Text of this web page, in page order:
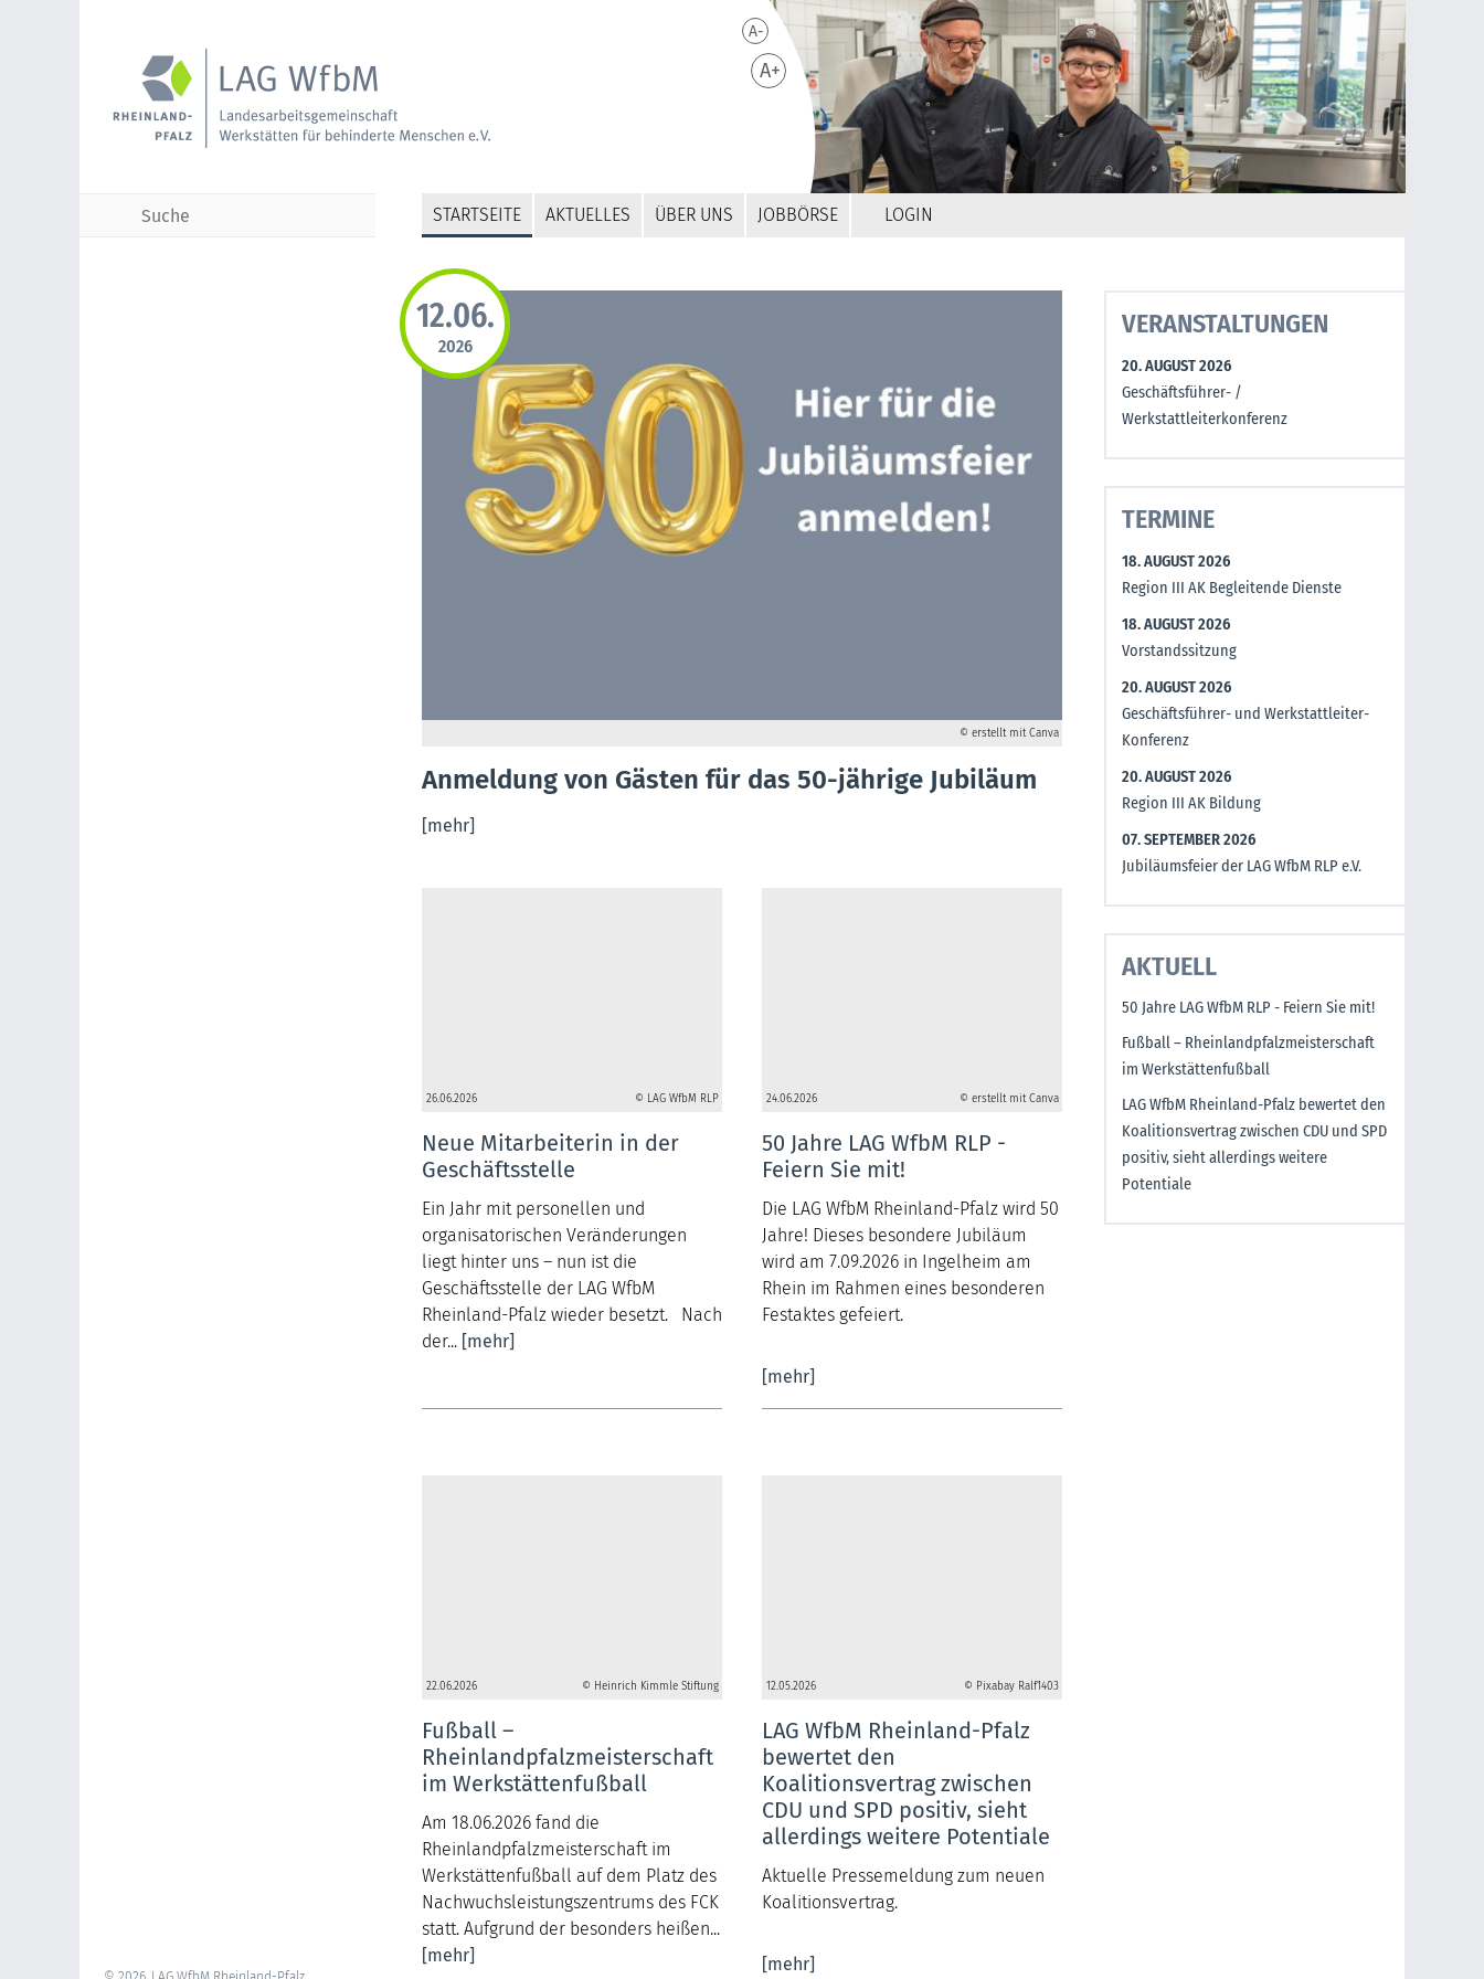
A-
A+
STARTSEITE AKTUELLES ÜBER UNS JOBBÖRSE LOGIN
© erstellt mit Canva
Anmeldung von Gästen für das 50-jährige Jubiläum
[mehr]
12.06.
2026
26.06.2026 © LAG WfbM RLP
Neue Mitarbeiterin in der
Geschäftsstelle
Ein Jahr mit personellen und
organisatorischen Veränderungen
liegt hinter uns – nun ist die
Geschäftsstelle der LAG WfbM
Rheinland-Pfalz wieder besetzt. Nach
der... [mehr]
24.06.2026 © erstellt mit Canva
50 Jahre LAG WfbM RLP -
Feiern Sie mit!
Die LAG WfbM Rheinland-Pfalz wird 50
Jahre! Dieses besondere Jubiläum
wird am 7.09.2026 in Ingelheim am
Rhein im Rahmen eines besonderen
Festaktes gefeiert.
[mehr]
22.06.2026 © Heinrich Kimmle Stiftung
Fußball –
Rheinlandpfalzmeisterschaft
im Werkstättenfußball
Am 18.06.2026 fand die
Rheinlandpfalzmeisterschaft im
Werkstättenfußball auf dem Platz des
Nachwuchsleistungszentrums des FCK
statt. Aufgrund der besonders heißen...
[mehr]
12.05.2026 © Pixabay Ralf1403
LAG WfbM Rheinland-Pfalz
bewertet den
Koalitionsvertrag zwischen
CDU und SPD positiv, sieht
allerdings weitere Potentiale
Aktuelle Pressemeldung zum neuen
Koalitionsvertrag.
[mehr]
VERANSTALTUNGEN
20. AUGUST 2026
Geschäftsführer- /
Werkstattleiterkonferenz
TERMINE
18. AUGUST 2026
Region III AK Begleitende Dienste
18. AUGUST 2026
Vorstandssitzung
20. AUGUST 2026
Geschäftsführer- und Werkstattleiter-
Konferenz
20. AUGUST 2026
Region III AK Bildung
07. SEPTEMBER 2026
Jubiläumsfeier der LAG WfbM RLP e.V.
AKTUELL
50 Jahre LAG WfbM RLP - Feiern Sie mit!
Fußball – Rheinlandpfalzmeisterschaft
im Werkstättenfußball
LAG WfbM Rheinland-Pfalz bewertet den
Koalitionsvertrag zwischen CDU und SPD
positiv, sieht allerdings weitere
Potentiale